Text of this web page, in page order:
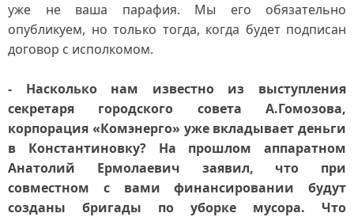
уже не ваша парафия. Мы его обязательно
опубликуем, но только тогда, когда будет подписан
договор с исполкомом.
- Насколько нам известно из выступления
секретаря городского совета А.Гомозова,
корпорация «Комэнерго» уже вкладывает деньги
в Константиновку? На прошлом аппаратном
Анатолий Ермолаевич заявил, что при
совместном с вами финансировании будут
созданы бригады по уборке мусора. Что